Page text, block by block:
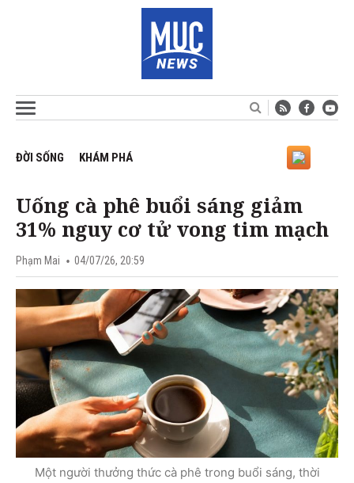
ĐỜI SỐNG KHÁM PHÁ
Uống cà phê buổi sáng giảm
31% nguy cơ tử vong tim mạch
Phạm Mai 04/07/26, 20:59
Một người thưởng thức cà phê trong buổi sáng, thời